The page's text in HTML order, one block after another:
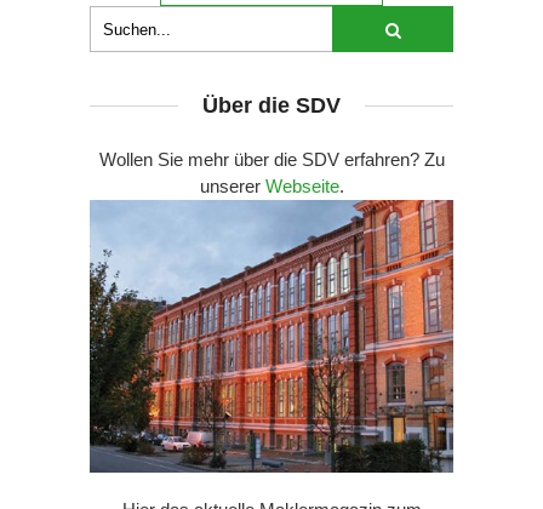
Über die SDV
Wollen Sie mehr über die SDV erfahren? Zu
unserer Webseite.